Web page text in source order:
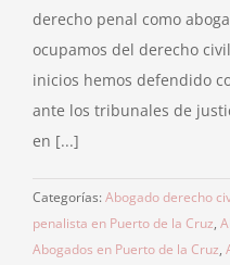
derecho penal como
ocupamos del derecho
inicios hemos defendido
ante los tribunales de
en [...]
Categorías: Abogado derecho
penalista en Puerto de la Cruz,
Abogados en Puerto de la Cruz,